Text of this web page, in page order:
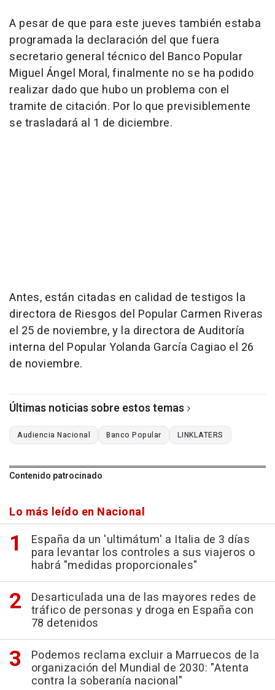
A pesar de que para este jueves también estaba
programada la declaración del que fuera
secretario general técnico del Banco Popular
Miguel Ángel Moral, finalmente no se ha podido
realizar dado que hubo un problema con el
tramite de citación. Por lo que previsiblemente
se trasladará al 1 de diciembre.
Antes, están citadas en calidad de testigos la
directora de Riesgos del Popular Carmen Riveras
el 25 de noviembre, y la directora de Auditoría
interna del Popular Yolanda García Cagiao el 26
de noviembre.
Últimas noticias sobre estos temas
Audiencia Nacional Banco Popular LINKLATERS
Contenido patrocinado
Lo más leído en Nacional
España da un 'ultimátum' a Italia de 3 días
para levantar los controles a sus viajeros o
habrá "medidas proporcionales"
Desarticulada una de las mayores redes de
tráfico de personas y droga en España con
78 detenidos
Podemos reclama excluir a Marruecos de la
organización del Mundial de 2030: "Atenta
contra la soberanía nacional"